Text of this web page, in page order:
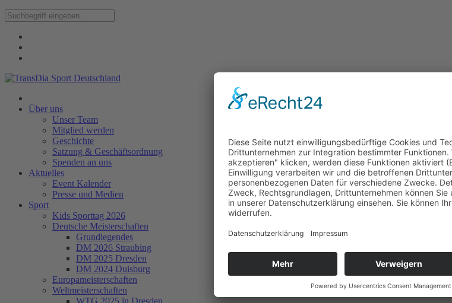
Über uns
Unser Team
Mitglied werden
Geschichte
Satzung & Geschäftsordnung
Spenden an uns
Aktuelles
Event Kalender
Presse und Medien
Sport
Kids Sporttag 2026
Deutsche Meisterschaften
Grundlegendes
DM 2026 Straubing
DM 2025 Dresden
DM 2024 Duisburg
Europameisterschaften
Weltmeisterschaften
WTG 2025 in Dresden